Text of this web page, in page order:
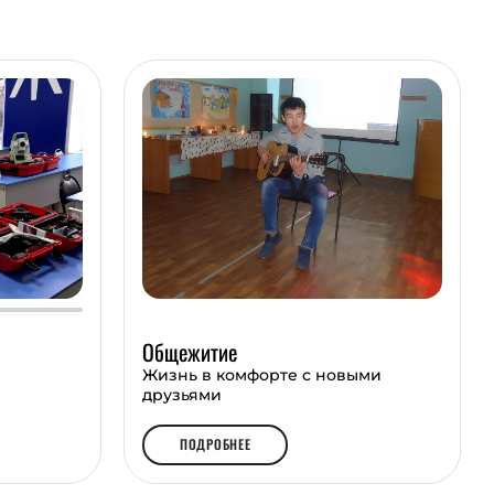
Общежитие
Жизнь в комфорте с новыми
друзьями
ПОДРОБНЕЕ